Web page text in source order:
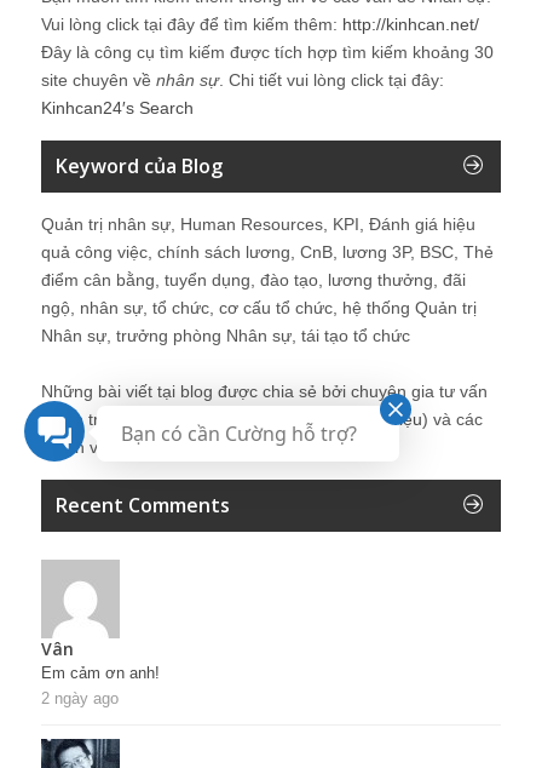
Vui lòng click tại đây để tìm kiếm thêm: http://kinhcan.net/
Đây là công cụ tìm kiếm được tích hợp tìm kiếm khoảng 30
site chuyên về nhân sự. Chi tiết vui lòng click tại đây:
Kinhcan24′s Search
Keyword của Blog
Quản trị nhân sự, Human Resources, KPI, Đánh giá hiệu
quả công việc, chính sách lương, CnB, lương 3P, BSC, Thẻ
điểm cân bằng, tuyển dụng, đào tạo, lương thưởng, đãi
ngộ, nhân sự, tổ chức, cơ cấu tổ chức, hệ thống Quản trị
Nhân sự, trưởng phòng Nhân sự, tái tạo tổ chức
Những bài viết tại blog được chia sẻ bởi chuyên gia tư vấn
Quản trị Nhân sự Nguyễn Hùng Cường (
giới thiệu) và các
thành viên khác trong cộng đồng Nhân sự.
Recent Comments
Vân
Em cảm ơn anh!
2 ngày ago
Bạn có cần Cường hỗ trợ?